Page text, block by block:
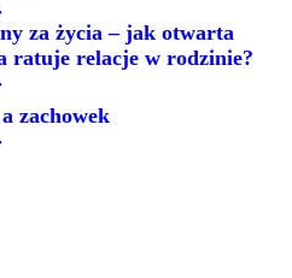
za życia – jak otwarta
ratuje relacje w rodzinie?
zachowek